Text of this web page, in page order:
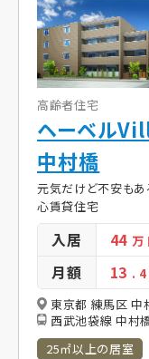
高齢者住宅
ヘーベル
中村橋
元気だけど不安も
心賃貸住宅
入居 44万
月額 13 . 4
東京都 練馬区 中
西武池袋線 中村
25㎡以上の居室